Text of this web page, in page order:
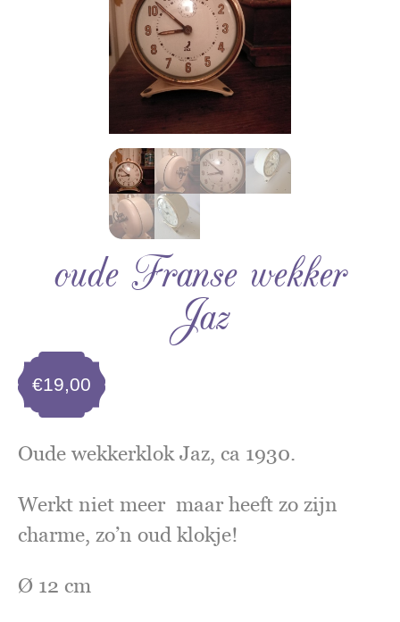
oude Franse wekker
Jaz
€19,00
Oude wekkerklok Jaz, ca 1930.
Werkt niet meer maar heeft zo zijn
charme, zo’n oud klokje!
Ø 12 cm